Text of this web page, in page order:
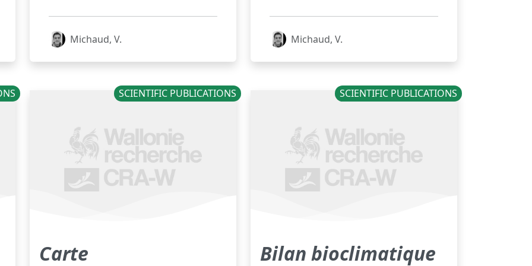
Michaud, V. Michaud, V.
SCIENTIFIC PUBLICATIONS
Carte
SCIENTIFIC PUBLICATIONS
Bilan bioclimatique